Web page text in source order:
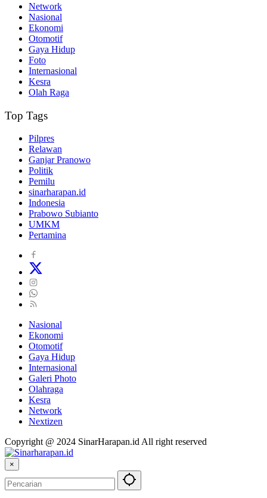
Network
Nasional
Ekonomi
Otomotif
Gaya Hidup
Foto
Internasional
Kesra
Olah Raga
Top Tags
Pilpres
Relawan
Ganjar Pranowo
Politik
Pemilu
sinarharapan.id
Indonesia
Prabowo Subianto
UMKM
Pertamina
Nasional
Ekonomi
Otomotif
Gaya Hidup
Internasional
Galeri Photo
Olahraga
Kesra
Network
Nextizen
Copyright @ 2024 SinarHarapan.id All right reserved
×